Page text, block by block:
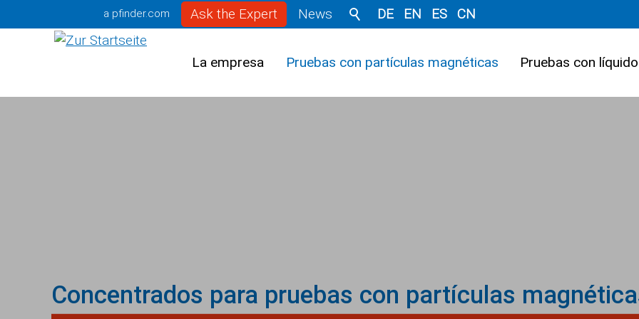
a pfinder.com Ask the Expert News DE EN ES CN
La empresa Pruebas con partículas magnéticas Pruebas con
Concentrados para pruebas con partículas